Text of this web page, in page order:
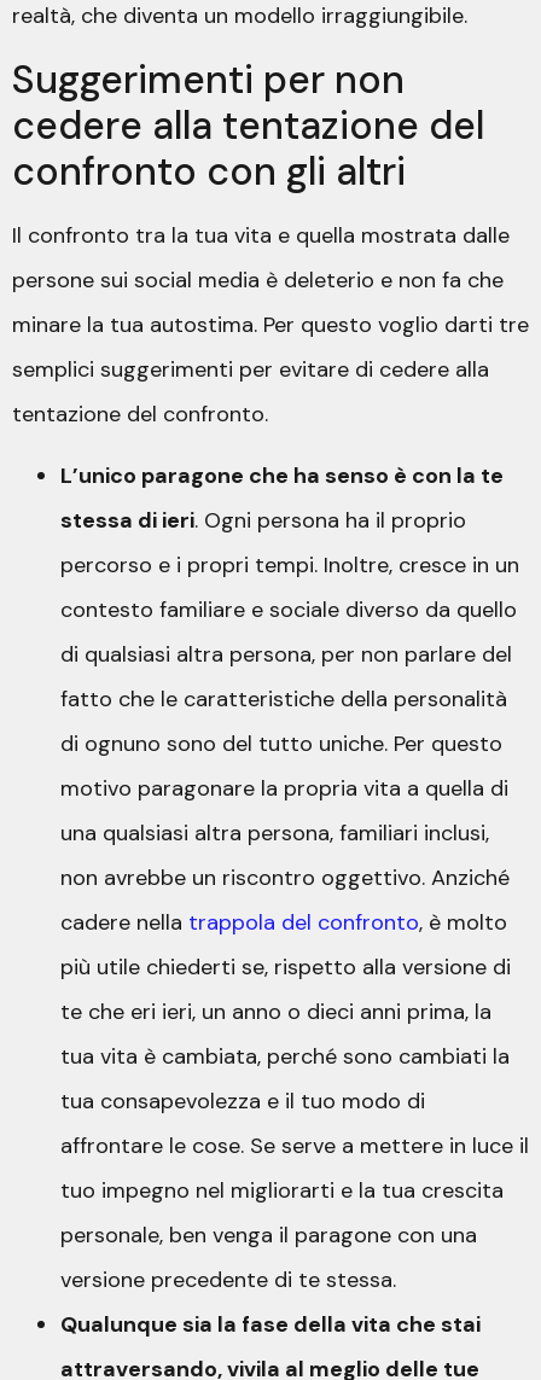
realtà, che diventa un modello irraggiungibile.
Suggerimenti per non
cedere alla tentazione del
confronto con gli altri
Il confronto tra la tua vita e quella mostrata dalle
persone sui social media è deleterio e non fa che
minare la tua autostima. Per questo voglio darti tre
semplici suggerimenti per evitare di cedere alla
tentazione del confronto.
L’unico paragone che ha senso è con la te
stessa di ieri. Ogni persona ha il proprio
percorso e i propri tempi. Inoltre, cresce in un
contesto familiare e sociale diverso da quello
di qualsiasi altra persona, per non parlare del
fatto che le caratteristiche della personalità
di ognuno sono del tutto uniche. Per questo
motivo paragonare la propria vita a quella di
una qualsiasi altra persona, familiari inclusi,
non avrebbe un riscontro oggettivo. Anziché
cadere nella trappola del confronto, è molto
più utile chiederti se, rispetto alla versione di
te che eri ieri, un anno o dieci anni prima, la
tua vita è cambiata, perché sono cambiati la
tua consapevolezza e il tuo modo di
affrontare le cose. Se serve a mettere in luce il
tuo impegno nel migliorarti e la tua crescita
personale, ben venga il paragone con una
versione precedente di te stessa.
Qualunque sia la fase della vita che stai
attraversando, vivila al meglio delle tue